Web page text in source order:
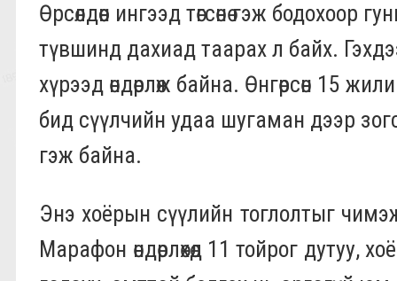
Өрсөлдөөн ингээд төгсөнө гэж
түвшинд дахиад таарах л байх.
хүрээд өндөрлөж байна. Өнгөрсөн 15
бид сүүлчийн удаа шугаман дээр
гэж байна.
Энэ хоёрын сүүлийн тоглолтыг чимэж
Марафон өндөрлөхөд 11 тойрог дутуу,